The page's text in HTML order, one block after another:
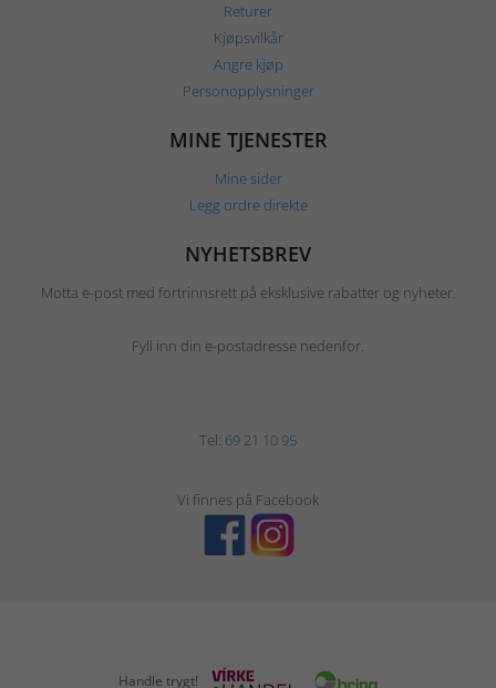
Returer
Kjøpsvilkår
Angre kjøp
Personopplysninger
MINE TJENESTER
Mine sider
Legg ordre direkte
NYHETSBREV
Motta e-post med fortrinnsrett på eksklusive rabatter og nyheter.
Fyll inn din e-postadresse nedenfor.
Tel: 69 21 10 95
Vi finnes på Facebook
Handle trygt!